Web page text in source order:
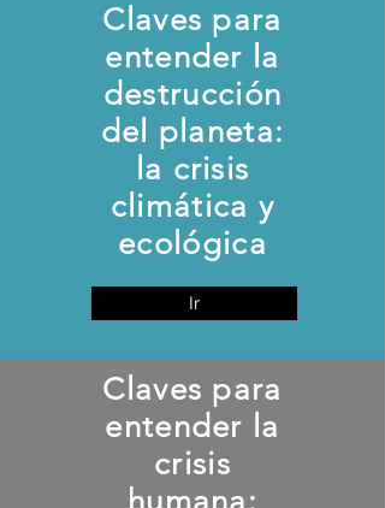
Claves para
entender la
destrucción
del planeta:
la crisis
climática y
ecológica
Ir
Claves para
entender la
crisis